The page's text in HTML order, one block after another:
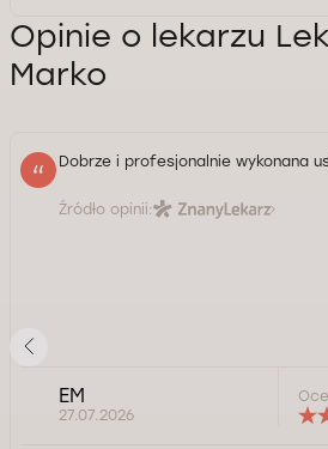
Opinie o lekarzu
Marko
Dobrze i profesjonalnie wykonana
Źródło opinii:
EM
27.07.2026